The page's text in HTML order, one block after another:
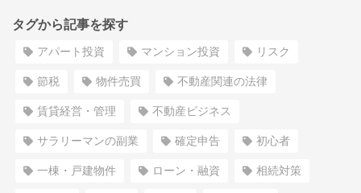
タグから記事を探す
アパート投資 マンション投資 リスク
節税 物件売買 不動産関連の法律
賃貸経営・管理 不動産ビジネス
サラリーマンの副業 確定申告 初心者
一棟・戸建物件 ローン・融資 相続対策